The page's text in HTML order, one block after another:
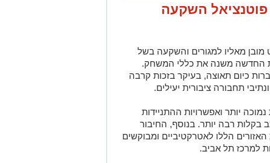
השקעה
מאליו למגורים והשקעה בשל
החדשה משנה את כללי המשחק.
כיום תאוצה, בעיקר בזכות קרבה
תחבורה ציבורית יעילים.
יותר ואפשרויות ההתניידות
בקלות רבה יותר. בנוסף, החיבור
הללו לאטרקטיביים ומבוקשים
למרכז תל אביב.